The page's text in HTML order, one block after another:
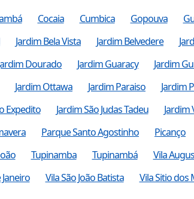
Cocaia Cumbica Gopouva
Jardim Bela Vista Jardim Belvedere
Dourado Jardim Guaracy Jardim
Jardim Ottawa Jardim Paraiso Jardim
Expedito Jardim São Judas Tadeu Jardim
Parque Santo Agostinho Picanço
Tupinamba Tupinambá Vila
Vila São João Batista Vila Sitio dos